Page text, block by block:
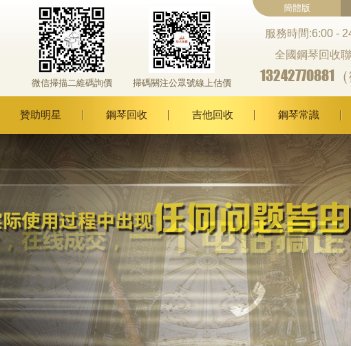
微信掃描二維碼詢價 掃碼關注公眾號線上估價
簡體版
服務時間:6:00 -
全國鋼琴回收
13242770881
贊助明星 鋼琴回收 吉他回收 鋼琴常識